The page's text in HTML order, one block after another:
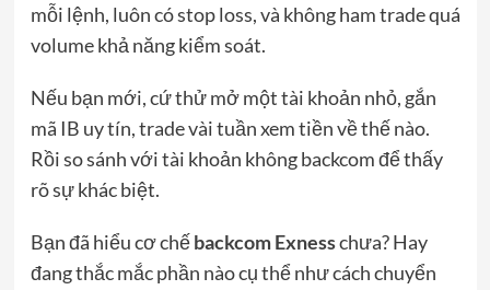
mỗi lệnh, luôn có stop loss, và không ham trade quá
volume khả năng kiểm soát.
Nếu bạn mới, cứ thử mở một tài khoản nhỏ, gắn
mã IB uy tín, trade vài tuần xem tiền về thế nào.
Rồi so sánh với tài khoản không backcom để thấy
rõ sự khác biệt.
Bạn đã hiểu cơ chếbackcom Exnesschưa? Hay
đang thắc mắc phần nào cụ thể như cách chuyển